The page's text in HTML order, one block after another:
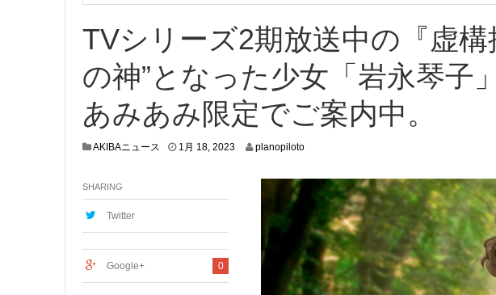
TVシリーズ2期放送中の『虚構
の神”となった少女「岩永琴子
あみあみ限定でご案内中。
AKIBAニュース 1月 18, 20231
planopiloto
SHARING
Twitter
0
Google+